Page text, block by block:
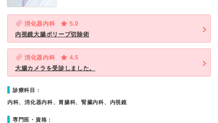
消化器内科
5.0
内視鏡大腸ポリープ切除術
消化器内科
4.5
大腸カメラを受診しました。
診療科目：
内科、消化器内科、胃腸科、腎臓内科、内視鏡
専門医・資格：